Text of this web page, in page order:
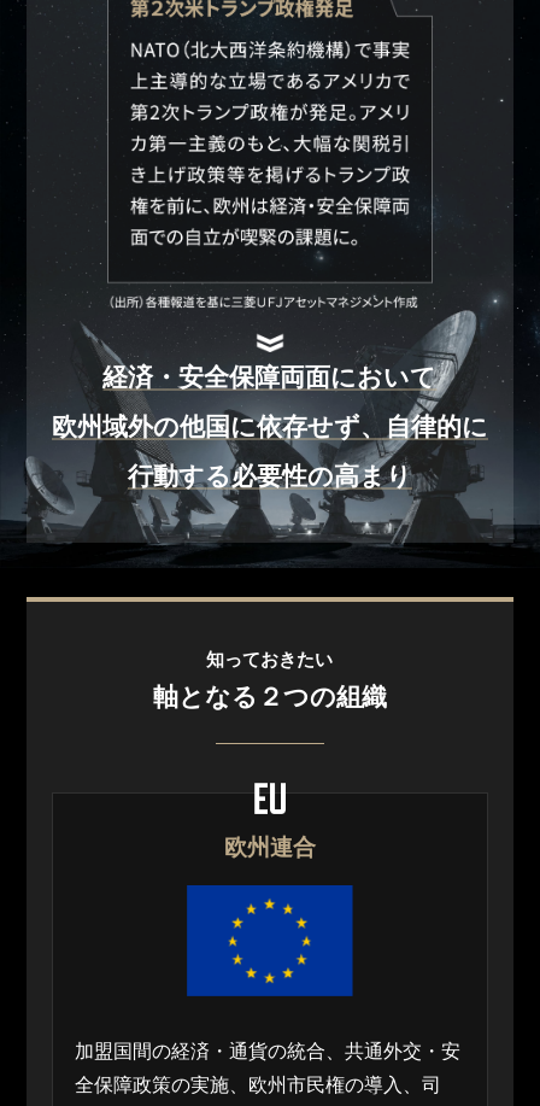
経済・安全保障両面において
欧州域外の他国に依存せず、自律的に
行動する必要性の高まり
知っておきたい
軸となる２つの組織
欧州連合
加盟国間の経済・通貨の統合、共通外交・安
全保障政策の実施、欧州市民権の導入、司